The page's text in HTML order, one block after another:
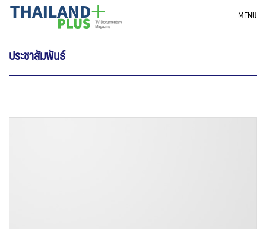
SkipTHAILANDPLUS NEWS MENU
ประชาสัมพันธ์